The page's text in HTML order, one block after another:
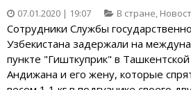
07.01.2020 | 19:07 В стране,
Сотрудники Службы
Узбекистана задержали на
пункте "Гишткуприк" в
Андижана и его жену, которые